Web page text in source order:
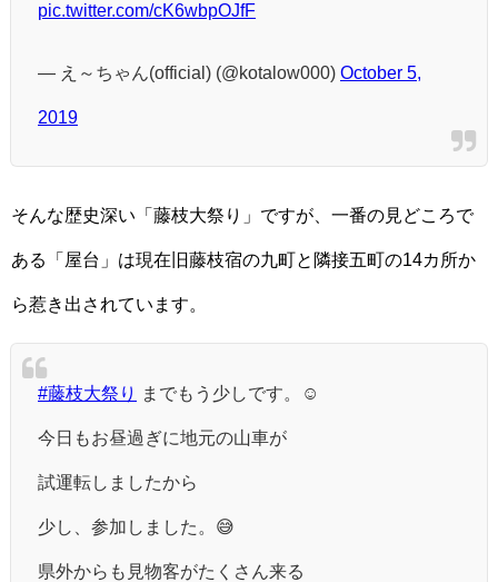
pic.twitter.com/cK6wbpOJfF
— え～ちゃん(official) (@kotalow000) October 5,
2019
そんな歴史深い「藤枝大祭り」ですが、一番の見どころで
ある「屋台」は現在旧藤枝宿の九町と隣接五町の14カ所か
ら惹き出されています。
#藤枝大祭り までもう少しです。☺️
今日もお昼過ぎに地元の山車が
試運転しましたから
少し、参加しました。😅
県外からも見物客がたくさん来る